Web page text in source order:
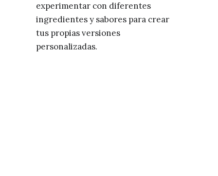
experimentar con diferentes
ingredientes y sabores para crear
tus propias versiones
personalizadas.